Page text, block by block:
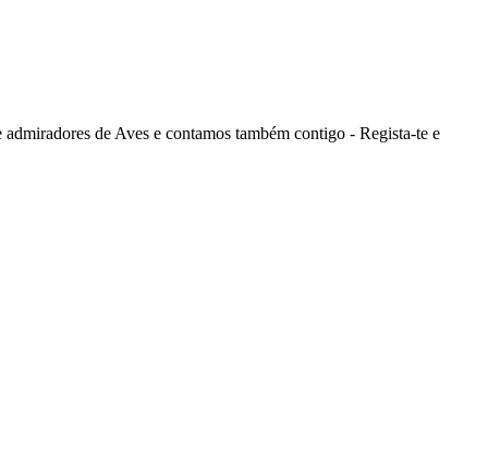
de Aves e contamos também contigo - Regista-te e